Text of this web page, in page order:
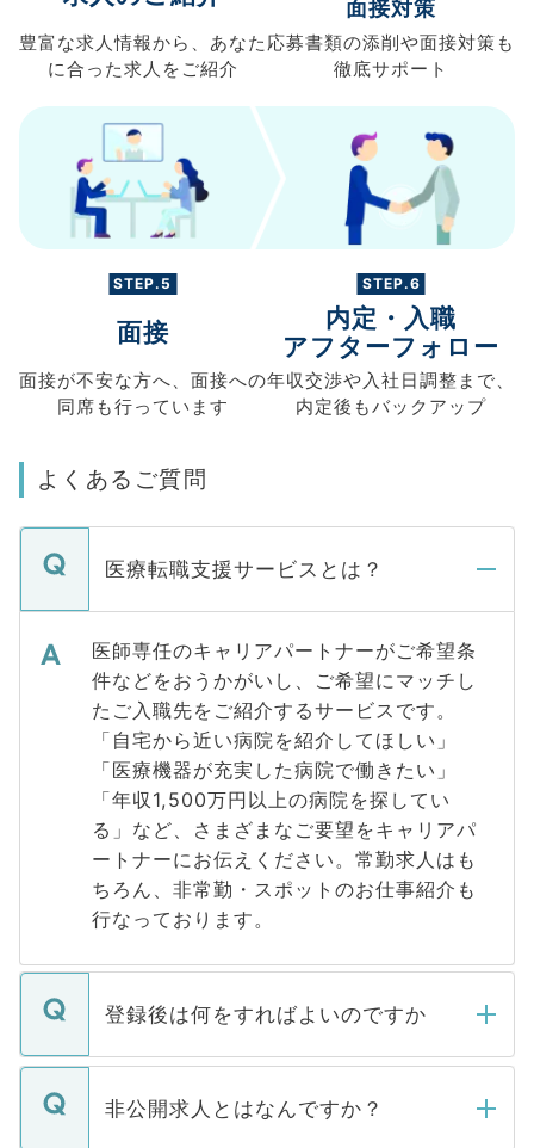
豊富な求人情報から、 あなた
に合った求人を ご紹介
面接対策
応募書類の添削や面接対策も
徹底サポート
STEP.5
面接
面接が不安な方へ、 面接への
同席も行っています
STEP.6
内定・入職
アフターフォロー
年収交渉や入社日調整まで、
内定後もバックアップ
よくあるご質問
医療転職支援サービスとは？
医師専任のキャリアパートナーがご希望条
件などをおうかがいし、ご希望にマッチし
たご入職先をご紹介するサービスです。
「自宅から近い病院を紹介してほしい」
「医療機器が充実した病院で働きたい」
「年収1,500万円以上の病院を探してい
る」など、さまざまなご要望をキャリアパ
ートナーにお伝えください。常勤求人はも
ちろん、非常勤・スポットのお仕事紹介も
行なっております。
登録後は何をすればよいのですか
ご登録いただきましたら、弊社担当者がご
登録内容を確認し、その後メールもしくは
非公開求人とはなんですか？